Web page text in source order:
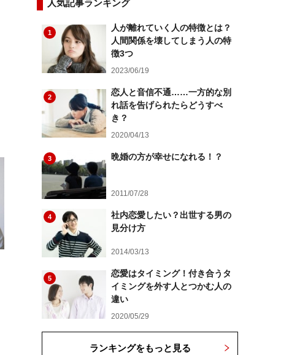
人気記事ランキング
1
人が離れていく人の特徴とは？
人間関係を壊してしまう人の特
徴3つ
2023/06/19
2
恋人と音信不通……一方的な別
れ話を告げられたらどうすべ
き？
2020/04/13
3 晩婚の方が幸せになれる！？
2011/07/28
4
社内恋愛したい？出世する男の
見分け方
2014/03/13
5
恋愛はタイミング！付き合うタ
イミングを外す人とつかむ人の
違い
2020/05/29
ランキングをもっと見る